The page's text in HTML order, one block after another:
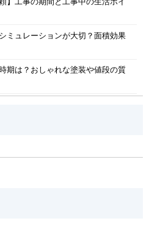
ミュレーションが大切？面積効果
期は？おしゃれな塗装や値段の質